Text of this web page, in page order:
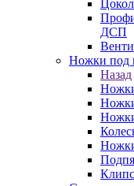
ДСП
Ножки под
Назад